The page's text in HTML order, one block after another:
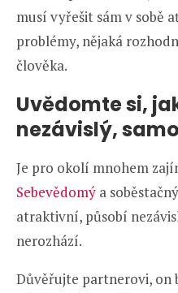
musí vyřešit sám v sobě
problémy, nějaká
člověka.
Uvědomte si,
nezávislý,
Je pro okolí mnohem
Sebevědomý a
atraktivní, působí
nerozhází.
Důvěřujte partnerovi, on